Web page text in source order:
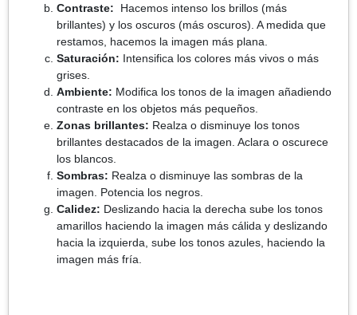
Contraste: Hacemos intenso los brillos (más
brillantes) y los oscuros (más oscuros). A medida que
restamos, hacemos la imagen más plana.
Saturación: Intensifica los colores más vivos o más
grises.
Ambiente: Modifica los tonos de la imagen añadiendo
contraste en los objetos más pequeños.
Zonas brillantes: Realza o disminuye los tonos
brillantes destacados de la imagen. Aclara o oscurece
los blancos.
Sombras: Realza o disminuye las sombras de la
imagen. Potencia los negros.
Calidez: Deslizando hacia la derecha sube los tonos
amarillos haciendo la imagen más cálida y deslizando
hacia la izquierda, sube los tonos azules, haciendo la
imagen más fría.